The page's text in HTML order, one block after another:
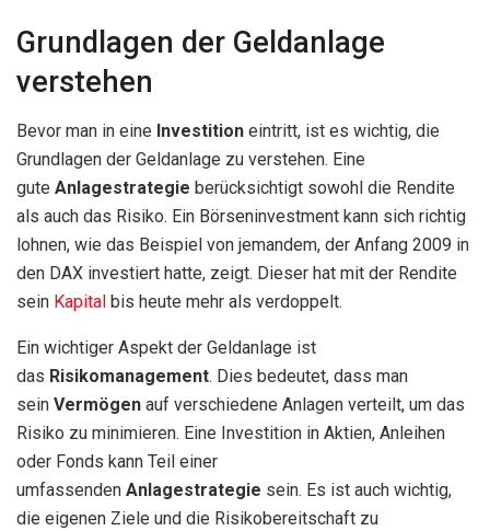
Grundlagen der Geldanlage
verstehen
Bevor man in eine Investition eintritt, ist es wichtig, die
Grundlagen der Geldanlage zu verstehen. Eine
gute Anlagestrategie berücksichtigt sowohl die Rendite
als auch das Risiko. Ein Börseninvestment kann sich richtig
lohnen, wie das Beispiel von jemandem, der Anfang 2009 in
den DAX investiert hatte, zeigt. Dieser hat mit der Rendite
sein Kapital bis heute mehr als verdoppelt.
Ein wichtiger Aspekt der Geldanlage ist
das Risikomanagement. Dies bedeutet, dass man
sein Vermögen auf verschiedene Anlagen verteilt, um das
Risiko zu minimieren. Eine Investition in Aktien, Anleihen
oder Fonds kann Teil einer
umfassenden Anlagestrategie sein. Es ist auch wichtig,
die eigenen Ziele und die Risikobereitschaft zu